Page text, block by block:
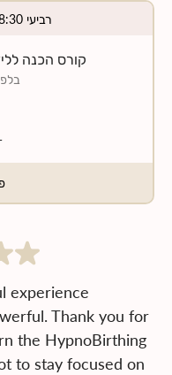
רביעי 18:30, 2 ספטמבר 2026
קורס הכנה
בלפור 11,
Thank you for
the HypnoBirthing
to stay focused on